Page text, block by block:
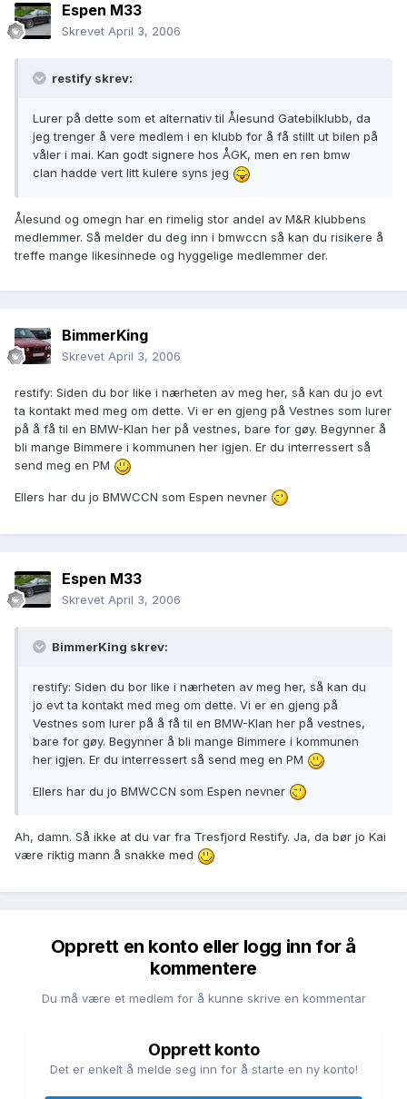
Espen M33
Skrevet April 3, 2006
restify skrev:
Lurer på dette som et alternativ til Ålesund Gatebilklubb, da
jeg trenger å vere medlem i en klubb for å få stillt ut bilen på
våler i mai. Kan godt signere hos ÅGK, men en ren bmw
clan hadde vert litt kulere syns jeg
Ålesund og omegn har en rimelig stor andel av M&R klubbens
medlemmer. Så melder du deg inn i bmwccn så kan du risikere å
treffe mange likesinnede og hyggelige medlemmer der.
BimmerKing
Skrevet April 3, 2006
restify: Siden du bor like i nærheten av meg her, så kan du jo evt
ta kontakt med meg om dette. Vi er en gjeng på Vestnes som lurer
på å få til en BMW-Klan her på vestnes, bare for gøy. Begynner å
bli mange Bimmere i kommunen her igjen. Er du interressert så
send meg en PM
Ellers har du jo BMWCCN som Espen nevner
Espen M33
Skrevet April 3, 2006
BimmerKing skrev:
restify: Siden du bor like i nærheten av meg her, så kan du
jo evt ta kontakt med meg om dette. Vi er en gjeng på
Vestnes som lurer på å få til en BMW-Klan her på vestnes,
bare for gøy. Begynner å bli mange Bimmere i kommunen
her igjen. Er du interressert så send meg en PM
Ellers har du jo BMWCCN som Espen nevner
Ah, damn. Så ikke at du var fra Tresfjord Restify. Ja, da bør jo Kai
være riktig mann å snakke med
Opprett en konto eller logg inn for å
kommentere
Du må være et medlem for å kunne skrive en kommentar
Opprett konto
Det er enkelt å melde seg inn for å starte en ny konto!